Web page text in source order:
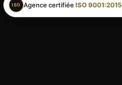
ISO Agence certifiée ISO 9001:2015